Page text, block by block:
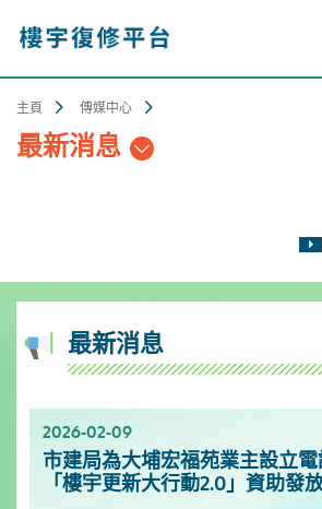
內
主頁 傳媒中心
最新消息
最新消息
2026-02-09
市建局為大埔宏福苑業主設立
「樓宇更新大行動2.0」資助發
2025-11-18
新影片上架✨- 樓宇保養之道
2025-10-13
服務升級！樓宇復修資源中心
[週一至週日]
2025-09-30
「樓宇復修公司資料庫」已於
2025-06-27
「樓宇復修公司資料庫」已於
2025-03-25
「樓宇復修公司資料庫」已於
2025-01-10
市區更新電視特輯
2024-12-31
「樓宇復修公司資料庫」已於